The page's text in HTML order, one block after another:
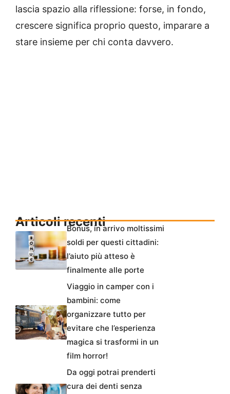
lascia spazio alla riflessione: forse, in fondo,
crescere significa proprio questo, imparare a
stare insieme per chi conta davvero.
Articoli recentiBonus, in arrivo moltissimi
soldi per questi cittadini:
l’aiuto più atteso è
finalmente alle porte
Viaggio in camper con i
bambini: come
organizzare tutto per
evitare che l’esperienza
magica si trasformi in un
film horror!
Da oggi potrai prenderti
cura dei denti senza